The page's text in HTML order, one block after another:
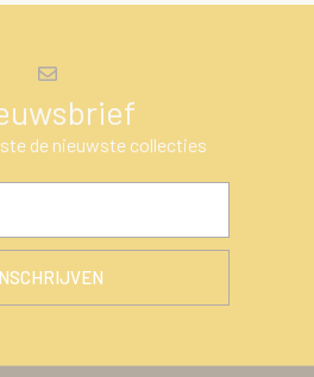
de nieuwste collecties